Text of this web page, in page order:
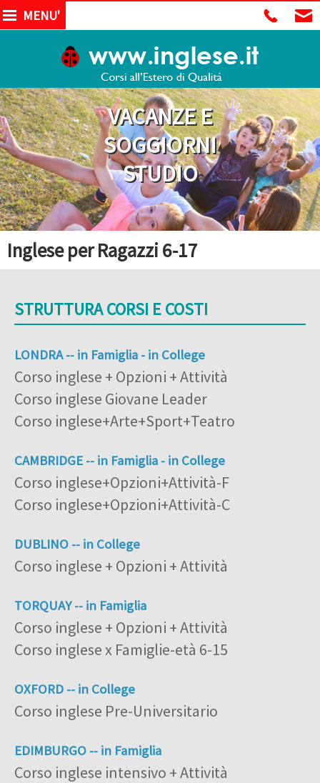
MENU'
VACANZE E
SOGGIORNI
STUDIO
Inglese per Ragazzi 6-17
STRUTTURA CORSI E COSTI
LONDRA -- in Famiglia - in College
Corso inglese + Opzioni + Attività
Corso inglese Giovane Leader
Corso inglese+Arte+Sport+Teatro
CAMBRIDGE -- in Famiglia - in College
Corso inglese+Opzioni+Attività-F
Corso inglese+Opzioni+Attività-C
DUBLINO -- in College
Corso inglese + Opzioni + Attività
TORQUAY -- in Famiglia
Corso inglese + Opzioni + Attività
Corso inglese x Famiglie-età 6-15
OXFORD -- in College
Corso inglese Pre-Universitario
EDIMBURGO -- in Famiglia
Corso inglese intensivo + Attività